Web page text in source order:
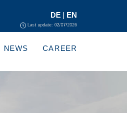
Last update: 02/07/2026
DE | EN
NEWS CAREER